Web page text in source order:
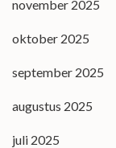
november 2025
oktober 2025
september 2025
augustus 2025
juli 2025